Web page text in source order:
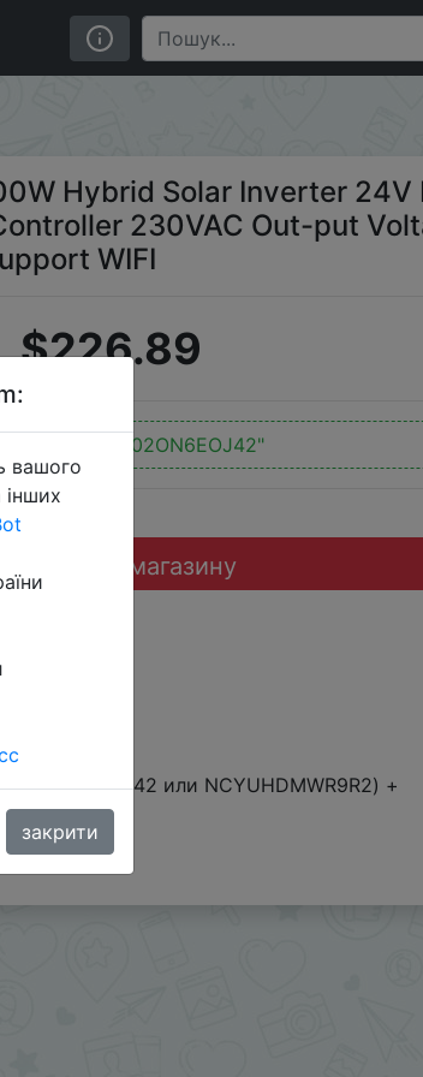
Controller 230VAC Out-put Voltage Max
Hybrid Solar Inverter 24V
230VAC Out-put
WIFI
$226.89
"IL02ON6EOJ42"
Перейти до магазину
или NCYUHDMWR9R2) +
вашого
закрити